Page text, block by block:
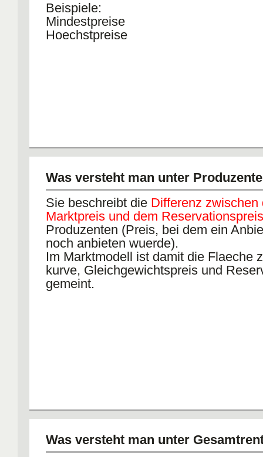
Beispiele:
Mindestpreise
Hoechstpreise
Was versteht man unter
Sie beschreibt die Differenz zwischen
Marktpreis und dem
Produzenten (Preis, bei dem ein
noch anbieten wuerde).
Im Marktmodell ist damit die Flaeche
kurve, Gleichgewichtspreis und
gemeint.
Was versteht man unter